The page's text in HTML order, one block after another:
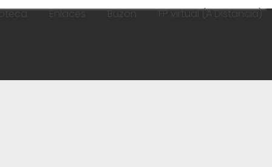
Enlaces Buzón FP virtual (A Distancia)